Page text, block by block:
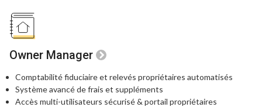
Owner Manager
Comptabilité fiduciaire et relevés propriétaires automatisés
Système avancé de frais et suppléments
Accès multi-utilisateurs sécurisé& portail propriétaires